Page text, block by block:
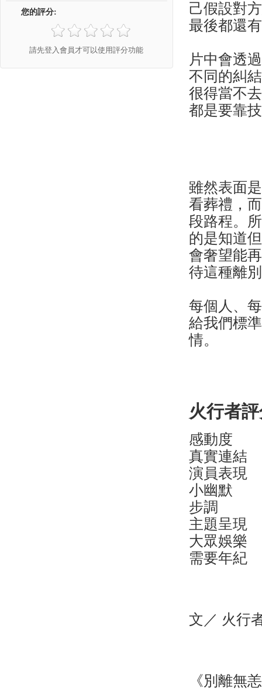
您的評分:
請先登入會員才可以使用評分功能
己假設對
最後都還
片中會透
不同的糾
很得當不
都是要靠
雖然表面
看葬禮，
段路程。
的是知道
會奢望能
待這種離
每個人、
給我們標
情。
火行者
感動
真實連
演員表
小幽
步調
主題呈
大眾娛
需要年
文／ 火行
《別離無